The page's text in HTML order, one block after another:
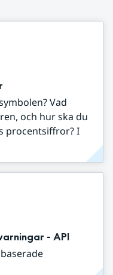
Vad
och hur ska du
procentsiffror? I
- API